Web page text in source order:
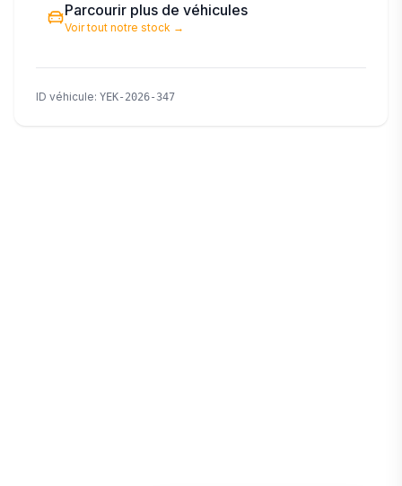
Parcourir plus de véhicules
Voir tout notre stock →
ID véhicule: YEK-2026-347